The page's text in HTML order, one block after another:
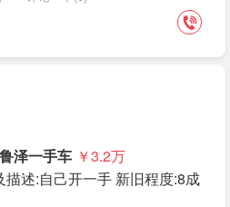
泽一手车 ￥3.2万
述:自己开一手 新旧程度:8成